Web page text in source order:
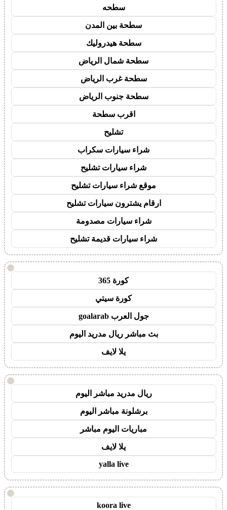
سطحه
سطحة بين المدن
سطحة هيدروليك
سطحة شمال الرياض
سطحة غرب الرياض
سطحة جنوب الرياض
اقرب سطحة
تشليح
شراء سيارات سكراب
شراء سيارات تشليح
موقع شراء سيارات تشليح
ارقام يشترون سيارات تشليح
شراء سيارات مصدومة
شراء سيارات قديمة تشليح
!
كورة 365
كورة سيتي
جول العرب goalarab
بث مباشر ريال مدريد اليوم
يلا لايف
!
ريال مدريد مباشر اليوم
برشلونة مباشر اليوم
مباريات اليوم مباشر
يلا لايف
yalla live
!
koora live